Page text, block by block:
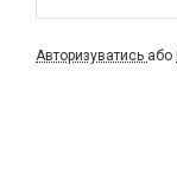
Авторизуватись або